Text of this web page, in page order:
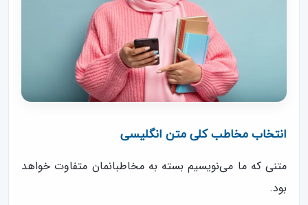
انتخاب مخاطب کلی متن انگلیسی
متنی که ما می‌نویسیم بسته به مخاطبانمان متفاوت خواهد
بود.